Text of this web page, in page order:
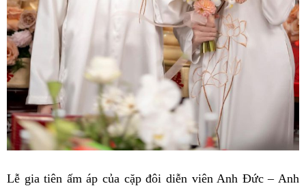
Lễ gia tiên ấm áp của cặp đôi diễn viên Anh Đức – Anh